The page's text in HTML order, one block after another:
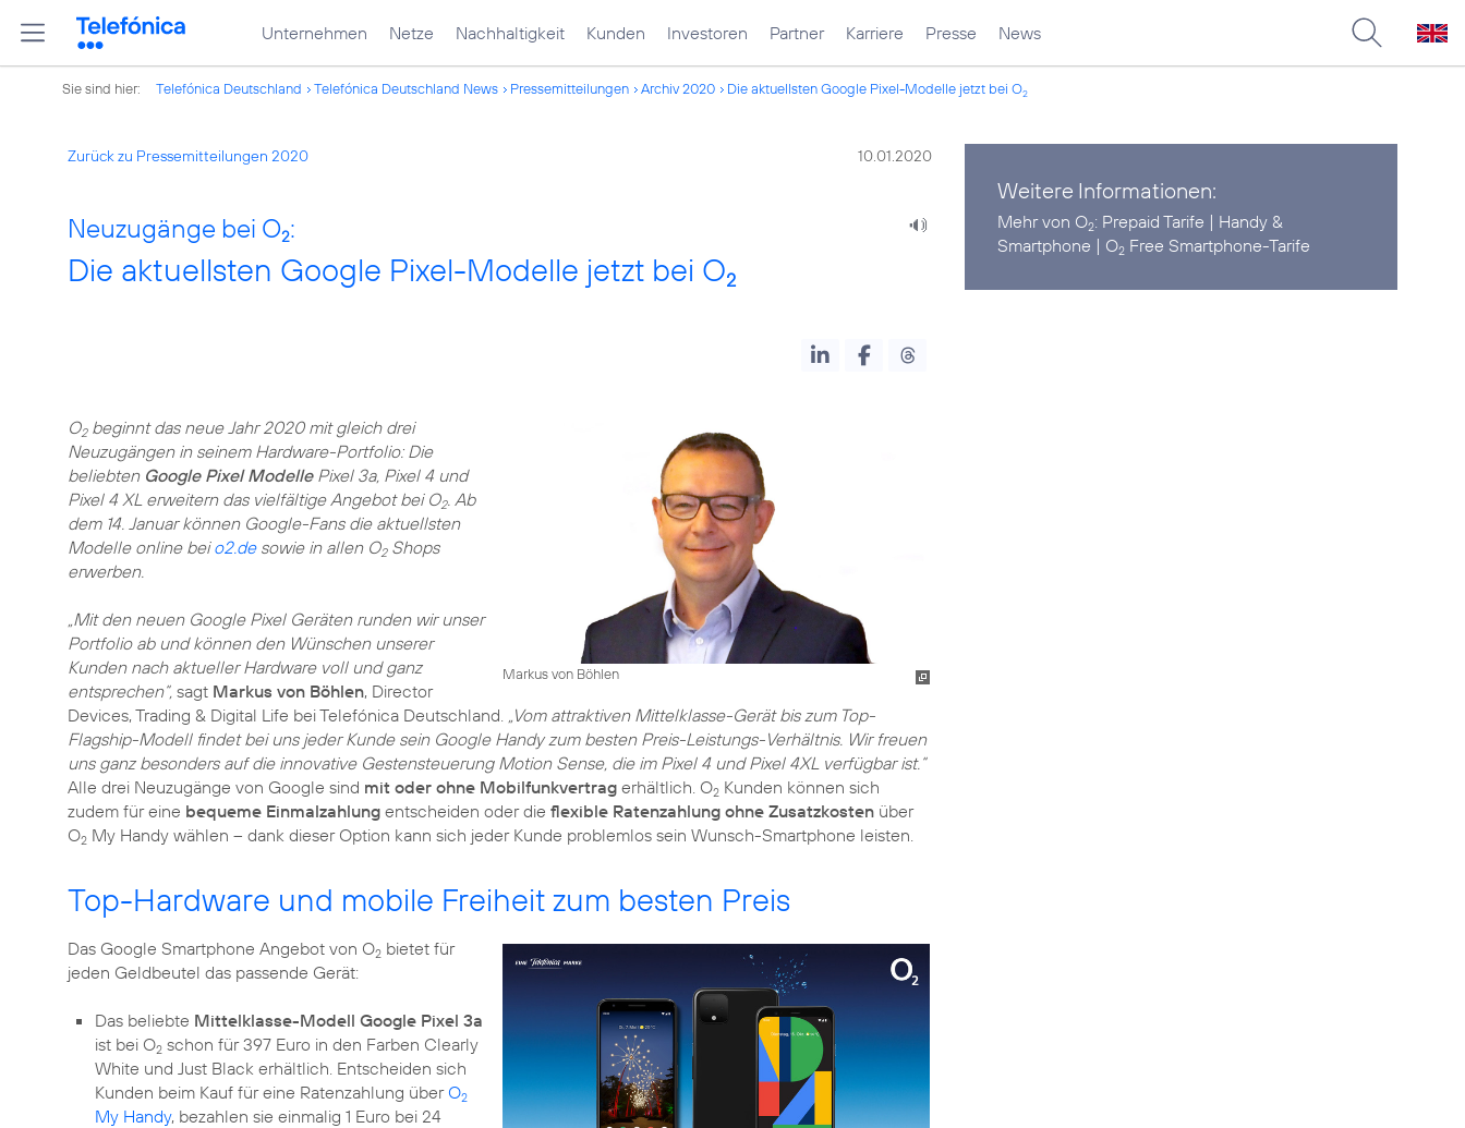
Unternehmen Netze Nachhaltigkeit Kunden Investoren Partner Karriere Presse News
Sie sind hier: Telefónica Deutschland Telefónica Deutschland News Pressemitteilungen Archiv 2020 Die aktuellsten Google Pixel-Modelle jetzt bei O2
Zurück zu Pressemitteilungen 2020 10.01.2020
Neuzugänge bei O2:
Die aktuellsten Google Pixel-Modelle jetzt bei O2
Markus von Böhlen
O2beginnt das neue Jahr 2020 mit gleich drei
Neuzugängen in seinem Hardware-Portfolio: Die
beliebten Google Pixel ModellePixel 3a, Pixel 4 und
Pixel 4 XL erweitern das vielfältige Angebot bei O2. Ab
dem 14. Januar können Google-Fans die aktuellsten
Modelle online beio2.desowie in allen O2Shops
erwerben.
„Mit den neuen Google Pixel Geräten runden wir unser
Portfolio ab und können den Wünschen unserer
Kunden nach aktueller Hardware voll und ganz
entsprechen“, sagt Markus von Böhlen, Director
Devices, Trading & Digital Life bei Telefónica Deutschland. „Vom attraktiven Mittelklasse-Gerät bis zum Top-
Flagship-Modell findet bei uns jeder Kunde sein Google Handy zum besten Preis-Leistungs-Verhältnis. Wir freuen
uns ganz besonders auf die innovative Gestensteuerung Motion Sense, die im Pixel 4 und Pixel 4XL verfügbar ist.“
Alle drei Neuzugänge von Google sind mit oder ohne Mobilfunkvertrag erhältlich. O2 Kunden können sich
zudem für eine bequeme Einmalzahlung entscheiden oder die flexible Ratenzahlung ohne Zusatzkosten über
O2 My Handy wählen – dank dieser Option kann sich jeder Kunde problemlos sein Wunsch-Smartphone leisten.
Top-Hardware und mobile Freiheit zum besten Preis
Das Google Smartphone Angebot von O2 bietet für
jeden Geldbeutel das passende Gerät:
Das beliebte Mittelklasse-Modell Google Pixel 3a
ist bei O2 schon für 397 Euro in den Farben Clearly
White und Just Black erhältlich. Entscheiden sich
Kunden beim Kauf für eine Ratenzahlung überO2
My Handy, bezahlen sie einmalig 1 Euro bei 24
Weitere Informationen:
Mehr von O2: Prepaid Tarife | Handy &
Smartphone | O2 Free Smartphone-Tarife